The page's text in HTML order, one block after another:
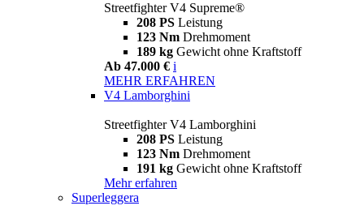
Streetfighter V4 Supreme®
208 PS Leistung
123 Nm Drehmoment
189 kg Gewicht ohne Kraftstoff
Ab 47.000 € i
MEHR ERFAHREN
V4 Lamborghini
Streetfighter V4 Lamborghini
208 PS Leistung
123 Nm Drehmoment
191 kg Gewicht ohne Kraftstoff
Mehr erfahren
Superleggera